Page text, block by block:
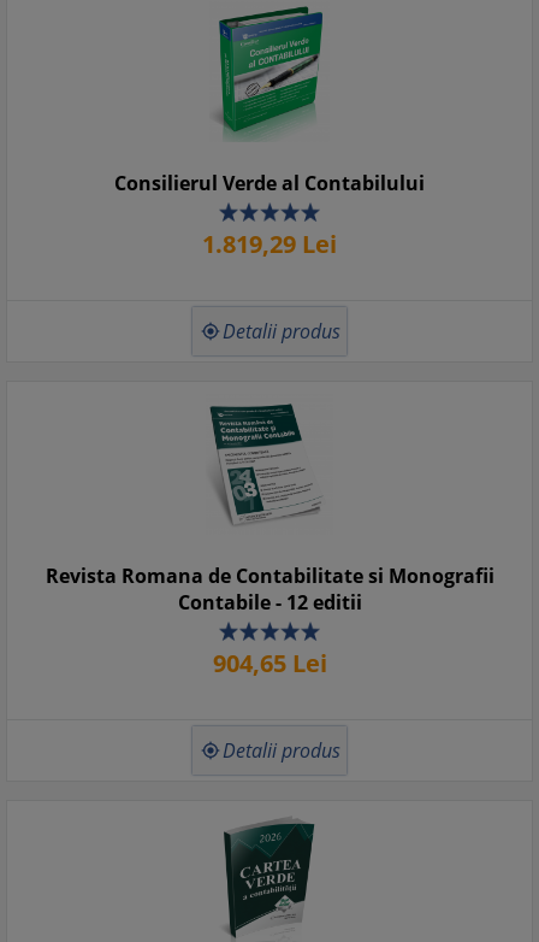
Consilierul Verde al Contabilului
1.819,29 Lei
 Detalii produs
Revista Romana de Contabilitate si Monografii
Contabile - 12 editii
904,65Lei
 Detalii produs